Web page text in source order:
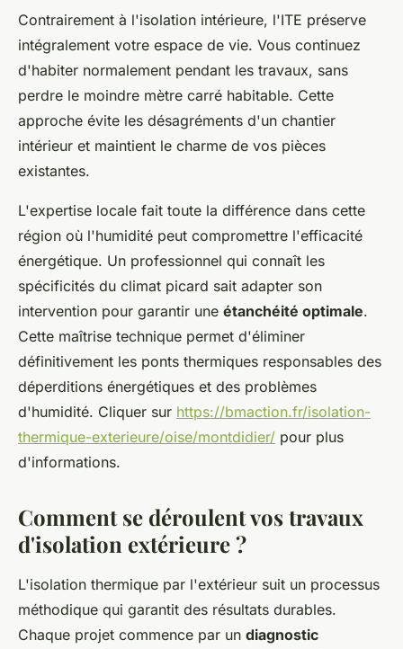
Contrairement à l'isolation intérieure, l'ITE préserve
intégralement votre espace de vie. Vous continuez
d'habiter normalement pendant les travaux, sans
perdre le moindre mètre carré habitable. Cette
approche évite les désagréments d'un chantier
intérieur et maintient le charme de vos pièces
existantes.
L'expertise locale fait toute la différence dans cette
région où l'humidité peut compromettre l'efficacité
énergétique. Un professionnel qui connaît les
spécificités du climat picard sait adapter son
intervention pour garantir une étanchéité optimale.
Cette maîtrise technique permet d'éliminer
définitivement les ponts thermiques responsables des
déperditions énergétiques et des problèmes
d'humidité. Cliquer sur https://bmaction.fr/isolation-
thermique-exterieure/oise/montdidier/ pour plus
d'informations.
Comment se déroulent vos travaux
d'isolation extérieure ?
L'isolation thermique par l'extérieur suit un processus
méthodique qui garantit des résultats durables.
Chaque projet commence par un diagnostic